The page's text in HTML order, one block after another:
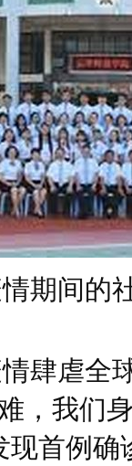
情期间的
肆虐全
，我们
现首例